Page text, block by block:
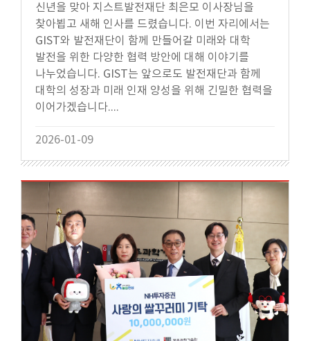
신년을 맞아 지스트발전재단 최은모 이사장님을
찾아뵙고 새해 인사를 드렸습니다. 이번 자리에서는
GIST와 발전재단이 함께 만들어갈 미래와 대학
발전을 위한 다양한 협력 방안에 대해 이야기를
나누었습니다. GIST는 앞으로도 발전재단과 함께
대학의 성장과 미래 인재 양성을 위해 긴밀한 협력을
이어가겠습니다....
2026-01-09